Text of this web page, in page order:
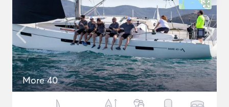
More 40